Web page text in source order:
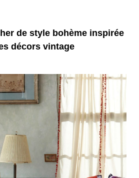
de style bohème inspirée
décors vintage